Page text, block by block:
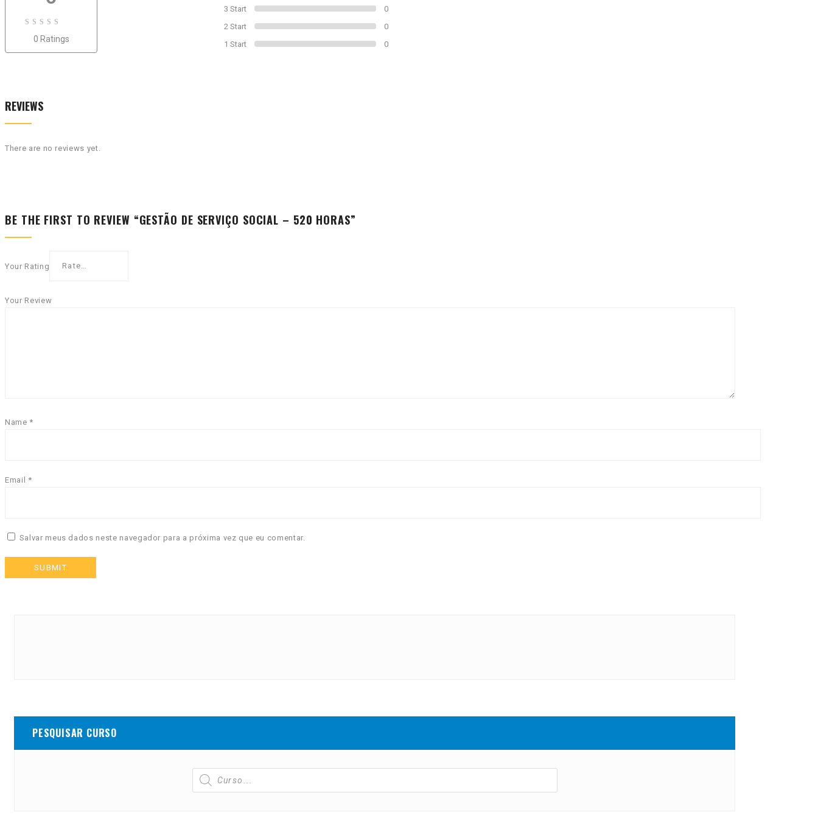
out
0
0 Ratings
3 Start
0
2 Start
0
1 Start
0
REVIEWS
There are no reviews yet.
BE THE FIRST TO REVIEW “GESTÃO DE SERVIÇO SOCIAL – 520 HORAS”
Your Rating
Your Review
Name *
Email *
Salvar meus dados neste navegador para a próxima vez que eu comentar.
PESQUISAR CURSO